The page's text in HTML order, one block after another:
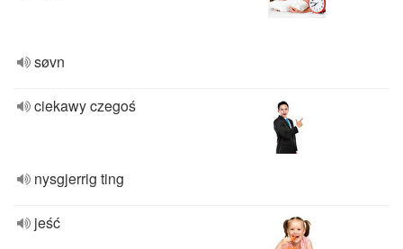
søvn
ciekawy czegoś
nysgjerrig ting
jeść